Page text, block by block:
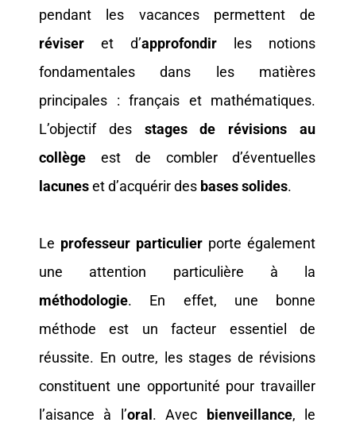
pendant les vacances permettent de
réviser et d’approfondir
les notions
fondamentales dans les matières
principales : français et mathématiques.
L’objectif desstages de révisions au
collège est de combler d’éventuelles
lacuneset d’acquérir des bases solides.
Le professeur particulier porte également
une attention particulière à la
méthodologie. En effet, une bonne
méthode est un facteur essentiel de
réussite. En outre, les stages de révisions
constituent une opportunité pour travailler
l’aisance à l’oral . Avec bienveillance, le